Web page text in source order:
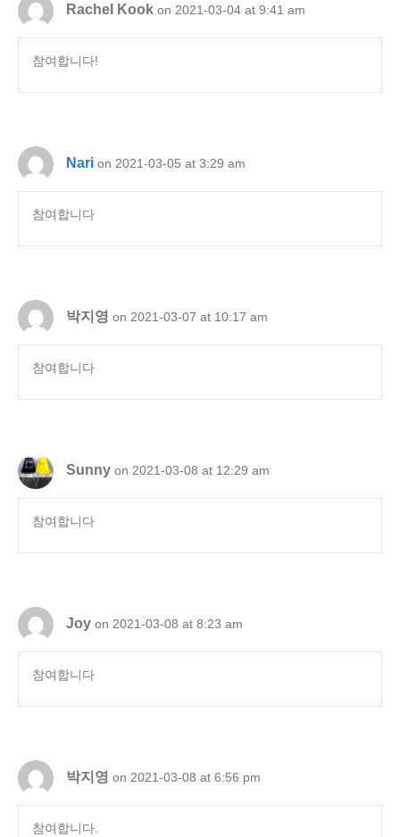
Rachel Kook on 2021-03-04 at 9:41 am
참여합니다!
Nari on 2021-03-05 at 3:29 am
참여합니다
박지영 on 2021-03-07 at 10:17 am
참여합니다
Sunny on 2021-03-08 at 12:29 am
참여합니다
Joy on 2021-03-08 at 8:23 am
참여합니다
박지영 on 2021-03-08 at 6:56 pm
참여합니다.